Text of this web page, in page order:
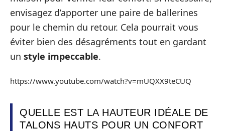
envisagez d’apporter une paire de ballerines
pour le chemin du retour. Cela pourrait vous
éviter bien des désagréments tout en gardant
un style impeccable.
https://www.youtube.com/watch?v=mUQXX9teCUQ
QUELLE EST LA HAUTEUR IDÉALE DE
TALONS HAUTS POUR UN CONFORT